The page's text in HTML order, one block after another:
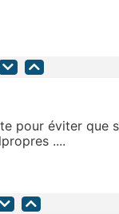
pour éviter que
....